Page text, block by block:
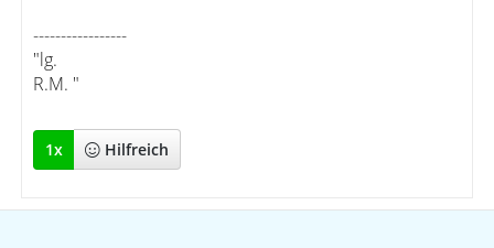
-----------------
"lg.
R.M. "
1x Hilfreich